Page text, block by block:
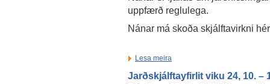
uppfærð reglulega.
Nánar má skoða skjálftavirkni
Lesa meira
Jarðskjálftayfirlit viku 24, 10. –